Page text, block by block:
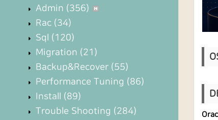
Admin (356)
Rac (34)
Sql (120)
Migration (21)
Backup&Recover (55)
Performance Tuning (86)
Install (89)
Trouble Shooting (284)